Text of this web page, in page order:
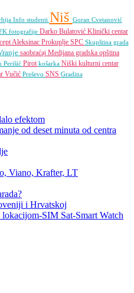
Info studenti Niš Goran Cvetanović
fotografije Darko Bulatović Klinički centar
Aleksinac Prokuplje SPC Skupština grada
saobraćaj Medijana gradska opština
Perišić Pirotkošarka Niški kulturni centar
Vučić Preševo SNS Gradina
efektom
od deset minuta od centra
Viano, Krafter, LT
i Hrvatskoj
lokacijom-SIM Sat-Smart Watch